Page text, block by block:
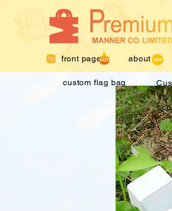
front page about us
custom flag bag